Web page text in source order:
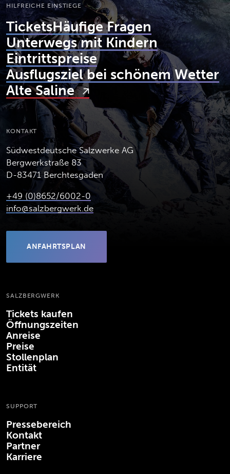
HILFREICHE EINSTIEGE
TicketsHäufige Fragen
Unterwegs mit Kindern
Eintrittspreise
Ausflugsziel bei schönem Wetter
Alte Saline
KONTAKT
Südwestdeutsche Salzwerke AG
Bergwerkstraße 83
D-83471 Berchtesgaden
+49 (0)8652/6002-0
info@salzbergwerk.de
ANFAHRTSPLAN
(ÖFFNET IN NEUEM TAB)
SALZBERGWERK
Tickets kaufen
Öffnungszeiten
Anreise
Preise
Stollenplan
Entität
SUPPORT
Pressebereich
Kontakt
Partner
Karriere